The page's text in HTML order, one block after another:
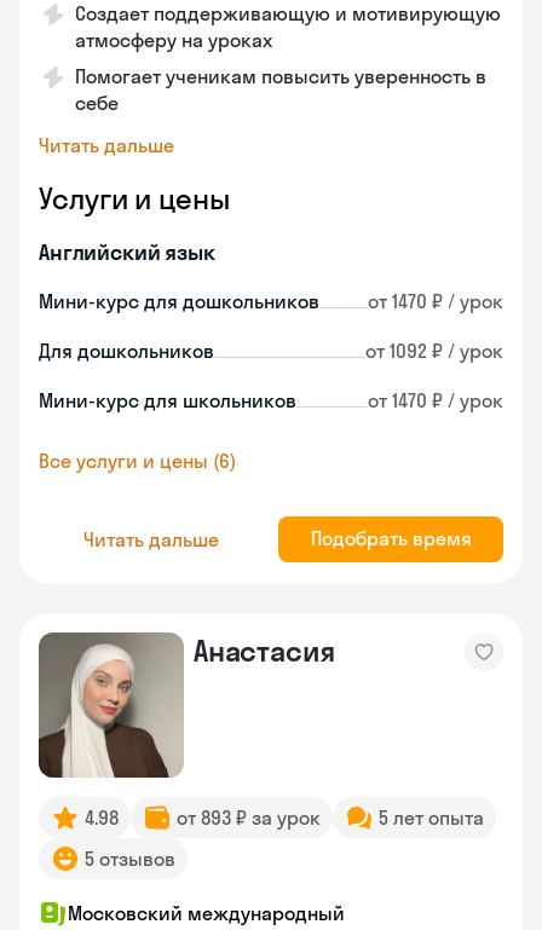
Создает поддерживающую и мотивирующую
атмосферу на уроках
Помогает ученикам повысить уверенность в
себе
Читать дальше
Услуги и цены
Английский язык
Мини-курс для дошкольников от 1470 ₽ / урок
Для дошкольников от 1092 ₽ / урок
Мини-курс для школьников от 1470 ₽ / урок
Все услуги и цены (6)
Читать дальше Подобрать время
Анастасия
4.98 от 893 ₽ за урок
5 лет опыта
5 отзывов
Московский международный